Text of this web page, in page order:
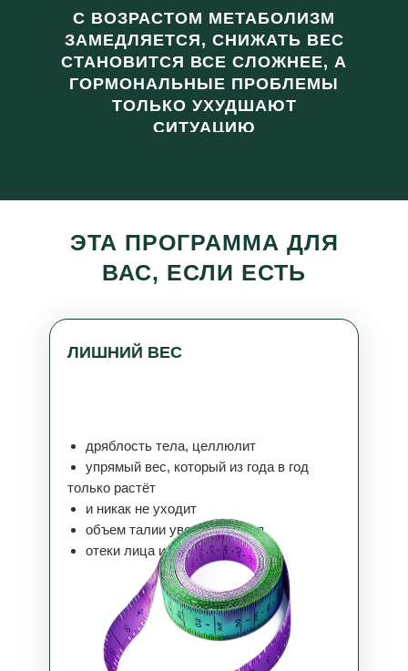
С ВОЗРАСТОМ МЕТАБОЛИЗМ
ЗАМЕДЛЯЕТСЯ, СНИЖАТЬ ВЕС
СТАНОВИТСЯ ВСЕ СЛОЖНЕЕ, А
ГОРМОНАЛЬНЫЕ ПРОБЛЕМЫ
ТОЛЬКО УХУДШАЮТ
СИТУАЦИЮ
ЭТА ПРОГРАММА ДЛЯ
ВАС, ЕСЛИ ЕСТЬ
ЛИШНИЙ ВЕС
дряблость тела, целлюлит
упрямый вес, который из года в год
только растёт
и никак не уходит
объем талии увеличивается
отеки лица и тела